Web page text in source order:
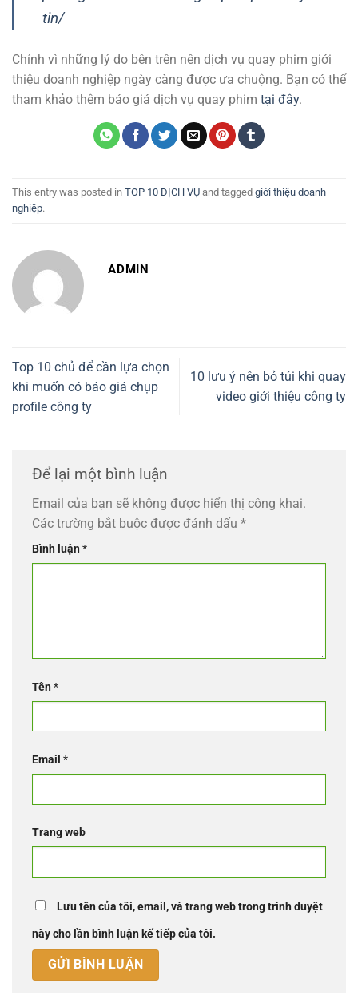
tin/
Chính vì những lý do bên trên nên dịch vụ quay phim giới
thiệu doanh nghiệp ngày càng được ưa chuộng. Bạn có thể
tham khảo thêm báo giá dịch vụ quay phim tại đây.
This entry was posted in TOP 10 DỊCH VỤ and tagged giới thiệu doanh
nghiệp.
ADMIN
Top 10 chủ để cần lựa chọn
khi muốn có báo giá chụp
profile công ty
10 lưu ý nên bỏ túi khi quay
video giới thiệu công ty
Để lại một bình luận
Email của bạn sẽ không được hiển thị công khai.
Các trường bắt buộc được đánh dấu *
Bình luận*
Tên*
Email *
Trang web
Lưu tên của tôi, email, và trang web trong trình duyệt
này cho lần bình luận kế tiếp của tôi.